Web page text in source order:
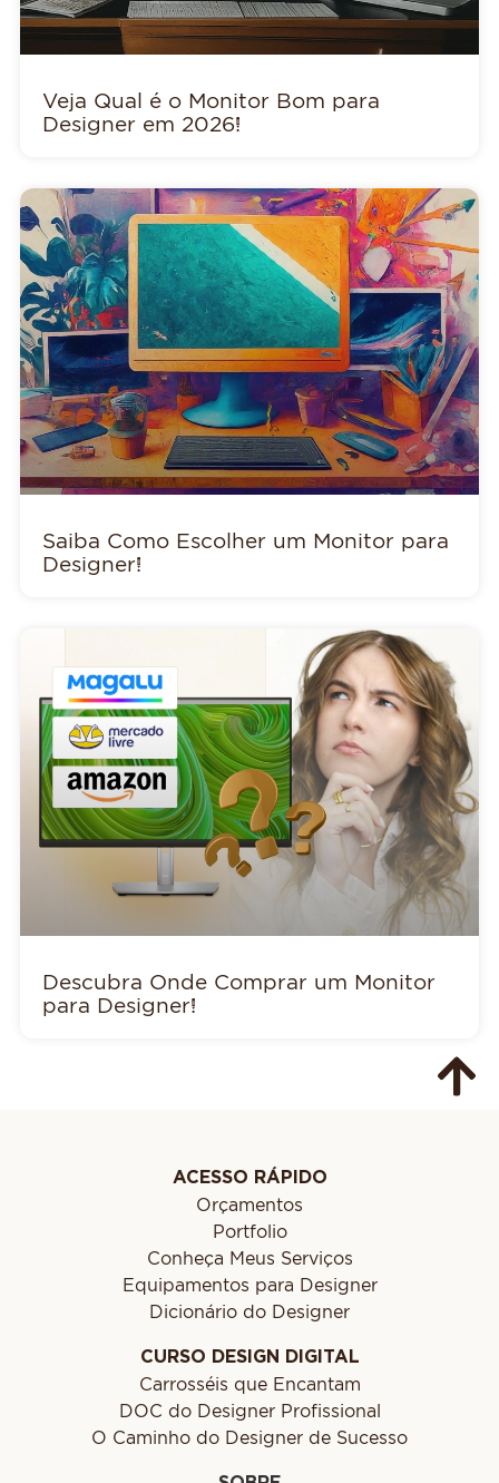
Veja Qual é o Monitor Bom para
Designer em 2026!
Saiba Como Escolher um Monitor para
Designer!
Descubra Onde Comprar um Monitor
para Designer!
ACESSO RÁPIDO
Orçamentos
Portfolio
Conheça Meus Serviços
Equipamentos para Designer
Dicionário do Designer
CURSO DESIGN DIGITAL
Carrosséis que Encantam
DOC do Designer Profissional
O Caminho do Designer de Sucesso